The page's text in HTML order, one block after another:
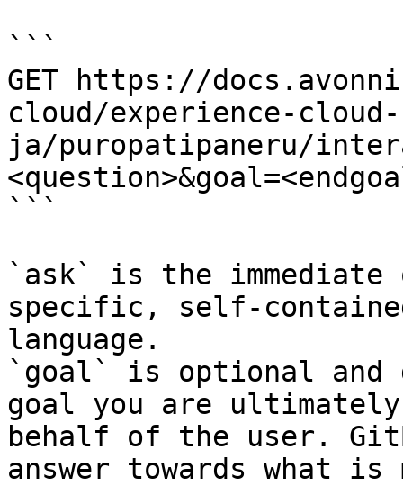
```
GET https://
cloud/experience-cloud-
ja/puropatipaneru/
```
`ask` is the
specific, self-
language.
`goal` is optional and
goal you are
behalf of the user.
answer towards what